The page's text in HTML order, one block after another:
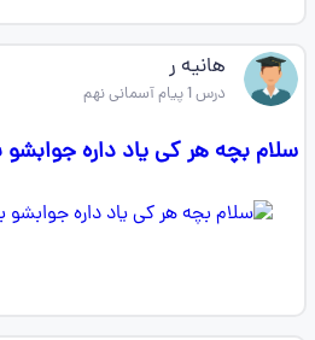
هانیه ر
درس 1 پیام آسمانی نهم
سلام بچه هر کی یاد داره جوابشو